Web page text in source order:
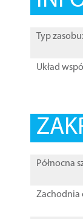
Typ zasobu:
Układ
Północna
Zachodnia